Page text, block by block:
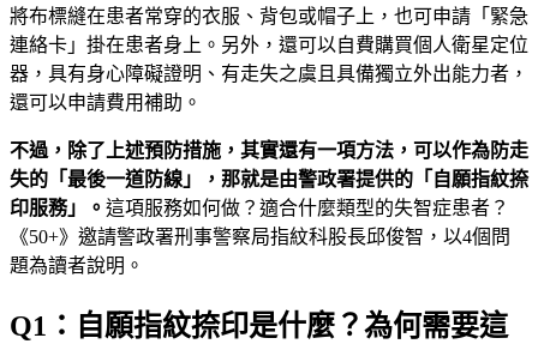
將布標縫在患者常穿的衣服、背包或帽子上，也可申請「緊急
連絡卡」掛在患者身上。另外，還可以自費購買個人衛星定位
器，具有身心障礙證明、有走失之虞且具備獨立外出能力者，
還可以申請費用補助。
不過，除了上述預防措施，其實還有一項方法，可以作為防走
失的「最後一道防線」，那就是由警政署提供的「自願指紋捺
印服務」。 這項服務如何做？適合什麼類型的失智症患者？
《50+》邀請警政署刑事警察局指紋科股長邱俊智，以4個問
題為讀者說明。
Q1：自願指紋捺印是什麼？為何需要這